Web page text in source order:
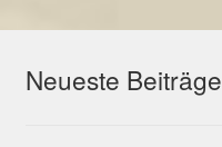
Neueste Beiträge